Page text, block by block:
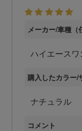
メーカー/車種（
ハイエースワ
購入したカラー/
ナチュラル
コメント